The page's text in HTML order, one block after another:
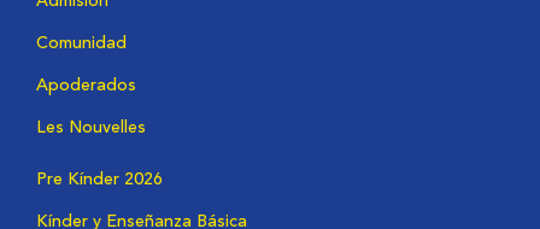
Comunidad
Apoderados
Les Nouvelles
Pre Kínder 2026
Kínder y Enseñanza Básica